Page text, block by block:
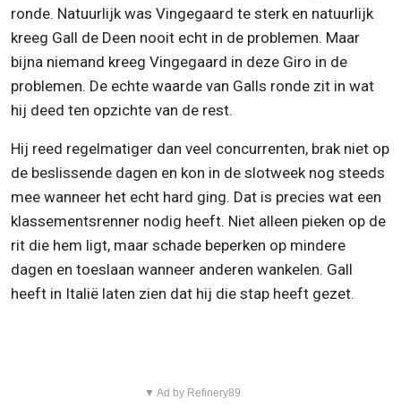
ronde. Natuurlijk was Vingegaard te sterk en natuurlijk
kreeg Gall de Deen nooit echt in de problemen. Maar
bijna niemand kreeg Vingegaard in deze Giro in de
problemen. De echte waarde van Galls ronde zit in wat
hij deed ten opzichte van de rest.
Hij reed regelmatiger dan veel concurrenten, brak niet op
de beslissende dagen en kon in de slotweek nog steeds
mee wanneer het echt hard ging. Dat is precies wat een
klassementsrenner nodig heeft. Niet alleen pieken op de
rit die hem ligt, maar schade beperken op mindere
dagen en toeslaan wanneer anderen wankelen. Gall
heeft in Italië laten zien dat hij die stap heeft gezet.
▼ Ad by Refinery89